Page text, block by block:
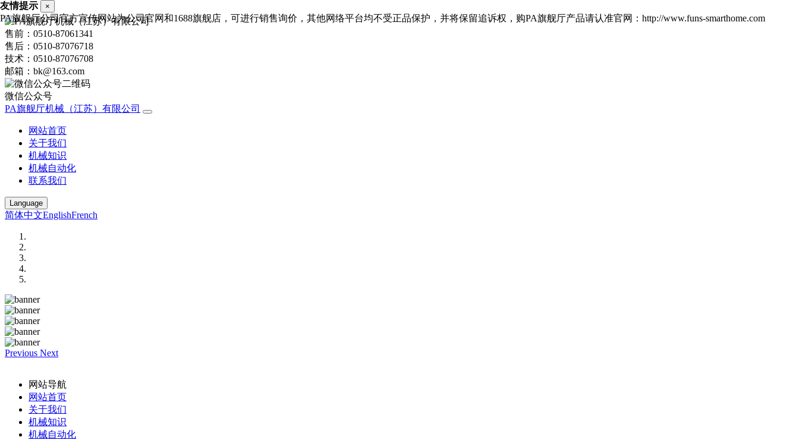
售前：0510-87061341
售后：0510-87076718
技术：0510-87076708
邮箱：bk@163.com
微信公众号
PA旗舰厅机械（江苏）有限公司
网站首页
关于我们
机械知识
机械自动化
联系我们
Language
简体中文EnglishFrench
Previous Next
网站导航
网站首页
关于我们
机械知识
机械自动化
友情提示 ×
PA旗舰厅公司官方宣传网站为公司官网和1688旗舰店，可进行销售询价，其他网络平台均不受正品保护，并将保留追诉权，购PA旗舰厅产品请认准官网：http://www.funs-smarthome.com